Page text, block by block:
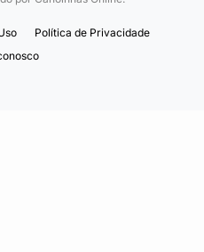
Política de Privacidade